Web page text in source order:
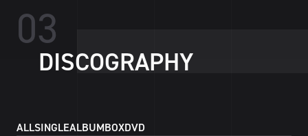
03
DISCOGRAPHY
ALLSINGLEALBUMBOXDVD